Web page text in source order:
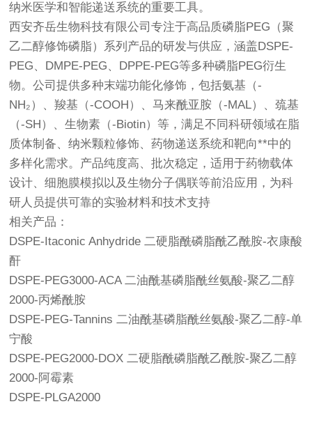
纳米医学和智能递送系统的重要工具。
西安齐岳生物科技有限公司专注于高品质磷脂PEG（聚
乙二醇修饰磷脂）系列产品的研发与供应，涵盖DSPE-
PEG、DMPE-PEG、DPPE-PEG等多种磷脂PEG衍生
物。公司提供多种末端功能化修饰，包括氨基（-
NH₂）、羧基（-COOH）、马来酰亚胺（-MAL）、巯基
（-SH）、生物素（-Biotin）等，满足不同科研领域在脂
质体制备、纳米颗粒修饰、药物递送系统和靶向**中的
多样化需求。产品纯度高、批次稳定，适用于药物载体
设计、细胞膜模拟以及生物分子偶联等前沿应用，为科
研人员提供可靠的实验材料和技术支持
相关产品：
DSPE-Itaconic Anhydride 二硬脂酰磷脂酰乙酰胺-衣康酸
酐
DSPE-PEG3000-ACA 二油酰基磷脂酰丝氨酸-聚乙二醇
2000-丙烯酰胺
DSPE-PEG-Tannins 二油酰基磷脂酰丝氨酸-聚乙二醇-单
宁酸
DSPE-PEG2000-DOX 二硬脂酰磷脂酰乙酰胺-聚乙二醇
2000-阿霉素
DSPE-PLGA2000